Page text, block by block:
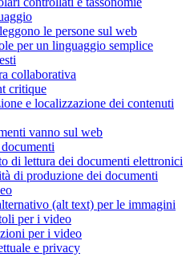
le persone sul web
per un linguaggio semplice
collaborativa
critique
e localizzazione dei contenuti
vanno sul web
di lettura dei documenti elettronici
di produzione dei documenti
(alt text) per le immagini
per i video
per i video
e privacy